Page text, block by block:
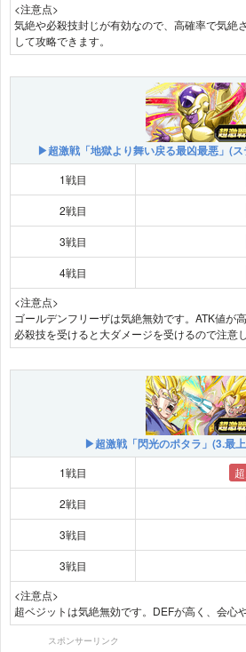
<注意点>
気絶や必殺技封じが有効なので、高確率で気絶
して攻略できます。
▶超激戦「地獄より舞い戻る最凶最悪」(
1戦目
2戦目
3戦目
4戦目
<注意点>
ゴールデンフリーザは気絶無効です。ATK値が
必殺技を受けると大ダメージを受けるので注意
▶超激戦「閃光のポタラ」(3.最
1戦目
2戦目
3戦目
3戦目
<注意点>
超ベジットは気絶無効です。DEFが高く、会心
スポンサーリンク